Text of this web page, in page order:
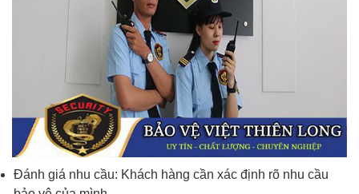
Đánh giá nhu cầu: Khách hàng cần xác định rõ nhu cầu